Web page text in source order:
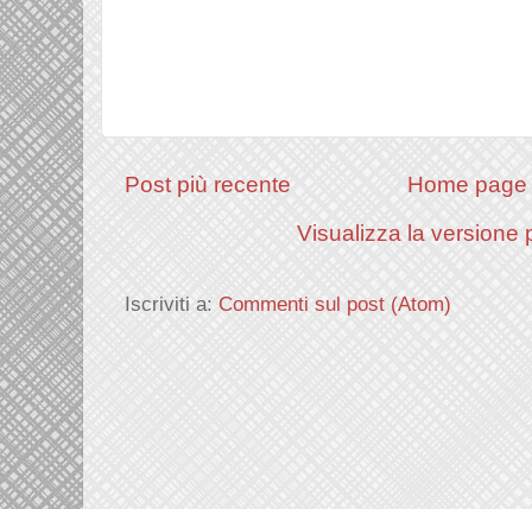
Post più recente
Home page
Visualizza la versione
Iscriviti a: Commenti sul post (Atom)